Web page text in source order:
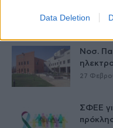
Data Deletion
27
Νοσ.
27
ΣΦΕΕ